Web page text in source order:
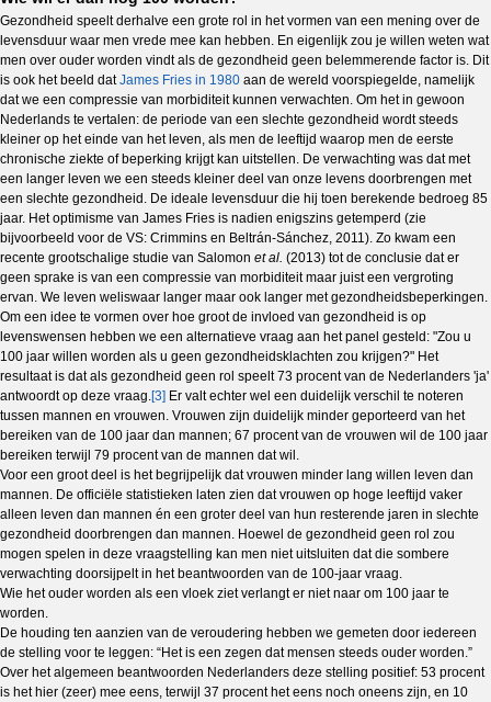
Gezondheid speelt derhalve een grote rol in het vormen van een mening over de
levensduur waar men vrede mee kan hebben. En eigenlijk zou je willen weten wat
men over ouder worden vindt als de gezondheid geen belemmerende factor is. Dit
is ook het beeld datJames Fries in 1980 aan de wereld voorspiegelde, namelijk
dat we een compressie van morbiditeit kunnen verwachten. Om het in gewoon
Nederlands te vertalen: de periode van een slechte gezondheid wordt steeds
kleiner op het einde van het leven, als men de leeftijd waarop men de eerste
chronische ziekte of beperking krijgt kan uitstellen. De verwachting was dat met
een langer leven we een steeds kleiner deel van onze levens doorbrengen met
een slechte gezondheid. De ideale levensduur die hij toen berekende bedroeg 85
jaar. Het optimisme van James Fries is nadien enigszins getemperd (zie
bijvoorbeeld voor de VS: Crimmins en Beltrán-Sánchez, 2011). Zo kwam een
recente grootschalige studie van Salomon et al. (2013) tot de conclusie dat er
geen sprake is van een compressie van morbiditeit maar juist een vergroting
ervan. We leven weliswaar langer maar ook langer met gezondheidsbeperkingen.
Om een idee te vormen over hoe groot de invloed van gezondheid is op
levenswensen hebben we een alternatieve vraag aan het panel gesteld: "Zou u
100 jaar willen worden als u geen gezondheidsklachten zou krijgen?" Het
resultaat is dat als gezondheid geen rol speelt 73 procent van de Nederlanders 'ja'
antwoordt op deze vraag. [3] Er valt echter wel een duidelijk verschil te noteren
tussen mannen en vrouwen. Vrouwen zijn duidelijk minder geporteerd van het
bereiken van de 100 jaar dan mannen; 67 procent van de vrouwen wil de 100 jaar
bereiken terwijl 79 procent van de mannen dat wil.
Voor een groot deel is het begrijpelijk dat vrouwen minder lang willen leven dan
mannen. De officiële statistieken laten zien dat vrouwen op hoge leeftijd vaker
alleen leven dan mannen én een groter deel van hun resterende jaren in slechte
gezondheid doorbrengen dan mannen. Hoewel de gezondheid geen rol zou
mogen spelen in deze vraagstelling kan men niet uitsluiten dat die sombere
verwachting doorsijpelt in het beantwoorden van de 100-jaar vraag.
Wie het ouder worden als een vloek ziet verlangt er niet naar om 100 jaar te
worden.
De houding ten aanzien van de veroudering hebben we gemeten door iedereen
de stelling voor te leggen: “Het is een zegen dat mensen steeds ouder worden.”
Over het algemeen beantwoorden Nederlanders deze stelling positief: 53 procent
is het hier (zeer) mee eens, terwijl 37 procent het eens noch oneens zijn, en 10